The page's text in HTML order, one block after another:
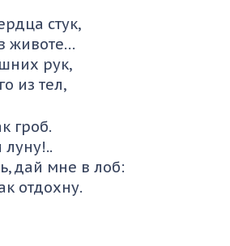
стук,
животе…
рук,
из тел,
гроб.
дай мне в лоб:
отдохну.